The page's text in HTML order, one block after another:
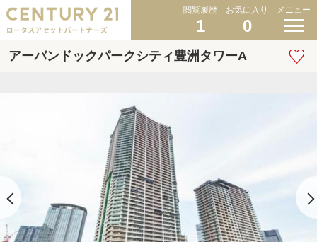
閲覧履歴
1
お気に入り
0
メニュー
アーバンドックパークシティ豊洲タワーA